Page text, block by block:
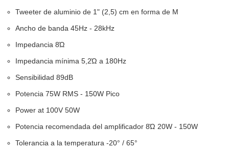
Tweeter de aluminio de 1" (2,5) cm en forma de M
Ancho de banda 45Hz - 28kHz
Impedancia 8Ώ
Impedancia mínima 5,2Ώ a 180Hz
Sensibilidad 89dB
Potencia 75W RMS - 150W Pico
Power at 100V 50W
Potencia recomendada del amplificador 8Ώ 20W - 150W
Tolerancia a la temperatura -20° / 65°